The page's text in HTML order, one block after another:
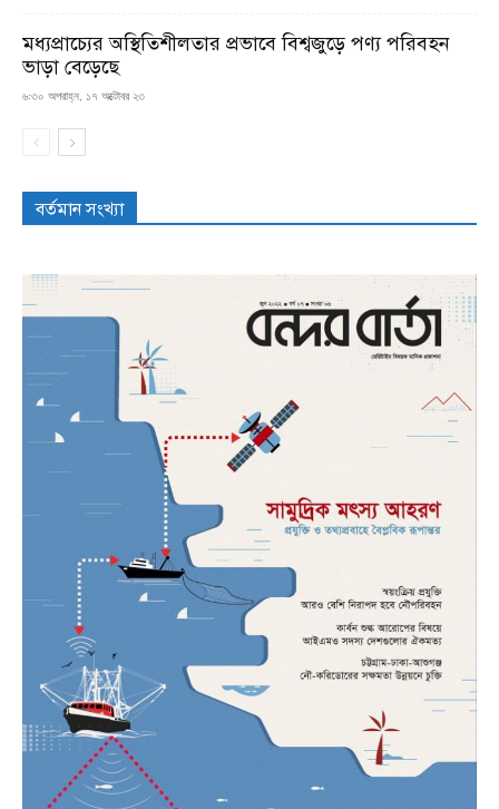
মধ্যপ্রাচ্যের অস্থিতিশীলতার প্রভাবে বিশ্বজুড়ে পণ্য পরিবহন
ভাড়া বেড়েছে
৬:৩০ অপরাহ্ন, ১৭ অক্টোবর ২৩
বর্তমান সংখ্যা